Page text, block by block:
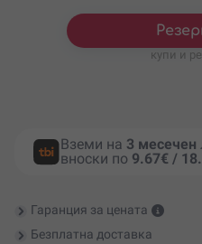
купи и
Вземи на 3 месечен
вноски по 9.67€ /
Гаранция за цената
Безплатна доставка